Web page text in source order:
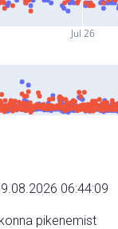
Jul 26
06:44:09
pikenemist